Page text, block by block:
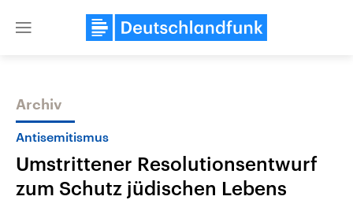
Close
Themen
Archiv
Antisemitismus
Umstrittener Resolutionsentwurf
zum Schutz jüdischen Lebens